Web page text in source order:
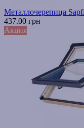
Металлочерепица
437.00 грн
Акция